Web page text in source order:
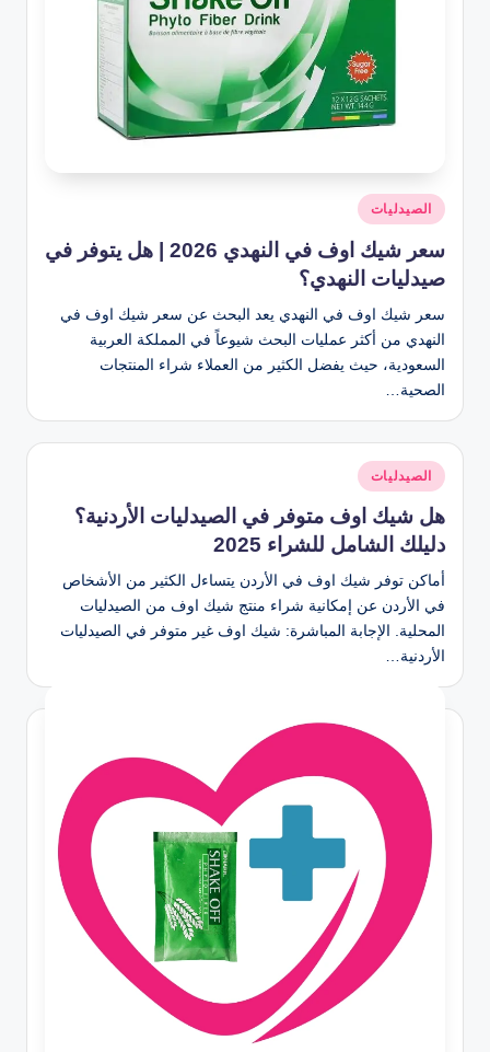
نُشر
في
الصيدليات
سعر شيك اوف في النهدي 2026 | هل يتوفر في
صيدليات النهدي؟
سعر شيك اوف في النهدي يعد البحث عن سعر شيك اوف في
النهدي من أكثر عمليات البحث شيوعاً في المملكة العربية
السعودية، حيث يفضل الكثير من العملاء شراء المنتجات
الصحية…
نُشر
في
الصيدليات
هل شيك اوف متوفر في الصيدليات الأردنية؟
دليلك الشامل للشراء 2025
أماكن توفر شيك اوف في الأردن يتساءل الكثير من الأشخاص
في الأردن عن إمكانية شراء منتج شيك اوف من الصيدليات
المحلية. الإجابة المباشرة: شيك اوف غير متوفر في الصيدليات
الأردنية…